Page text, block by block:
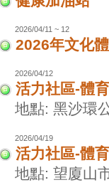
2026/04/11 ~ 12
2026年文化
2026/04/12
活力社區-體
地點: 黑沙環
2026/04/19
活力社區-體
地點: 望廈山